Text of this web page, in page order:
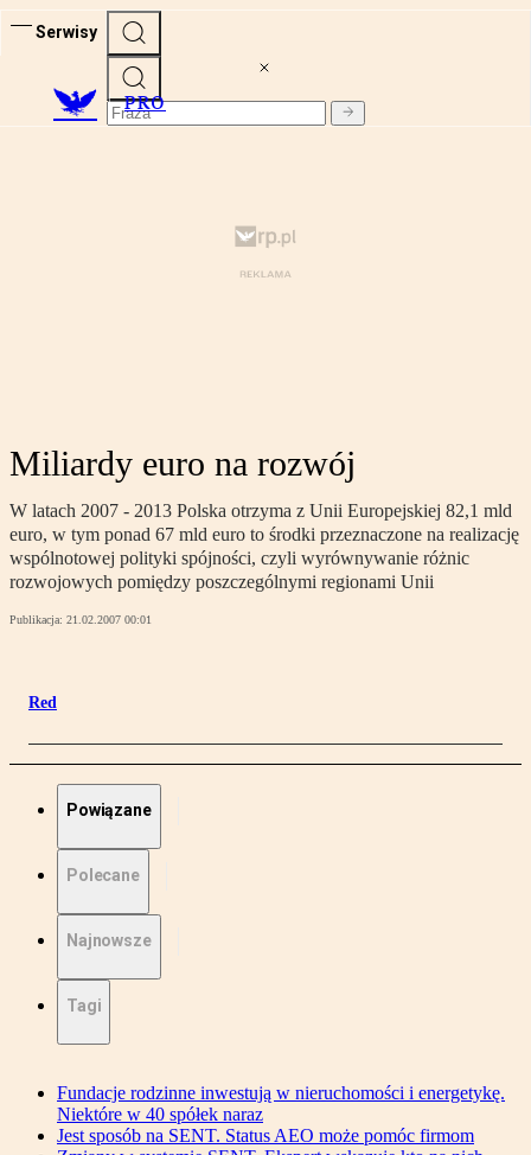
Serwisy
PRO
Miliardy euro na rozwój
W latach 2007 - 2013 Polska otrzyma z Unii Europejskiej 82,1 mld
euro, w tym ponad 67 mld euro to środki przeznaczone na realizację
wspólnotowej polityki spójności, czyli wyrównywanie różnic
rozwojowych pomiędzy poszczególnymi regionami Unii
Publikacja: 21.02.2007 00:01
Red
Powiązane
Polecane
Najnowsze
Tagi
Fundacje rodzinne inwestują w nieruchomości i energetykę.
Niektóre w 40 spółek naraz
Jest sposób na SENT. Status AEO może pomóc firmom